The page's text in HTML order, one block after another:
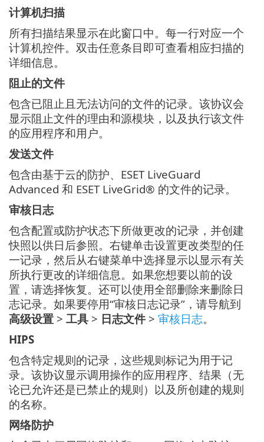
计算机扫描
所有扫描结果显示在此窗口中。每一行对应一个
计算机控件。双击任意条目即可查看相应扫描的
详细信息。
阻止的文件
包含已阻止且无法访问的文件的记录。该协议会
显示阻止文件的理由和源模块，以及执行该文件
的应用程序和用户。
发送文件
包含由基于云的防护、ESET LiveGuard
Advanced 和 ESET LiveGrid® 的文件的记录。
审核日志
包含配置或防护状态下所做更改的记录，并创建
快照以供日后参照。右键单击设置更改类型的任
一记录，然后从右键菜单中选择显示以显示有关
所执行更改的详细信息。如果您想要以前的设
置，请选择恢复。还可以使用全部删除来删除日
志记录。如果要停用“审核日志记录”，请导航到
高级设置 > 工具 > 日志文件 > 审核日志。
HIPS
包含特定规则的记录，这些规则标记为用于记
录。该协议显示调用操作的应用程序、结果（无
论已允许还是已禁止的规则）以及所创建的规则
的名称。
网络防护